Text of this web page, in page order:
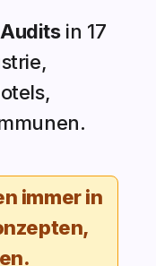
in 17
immer in